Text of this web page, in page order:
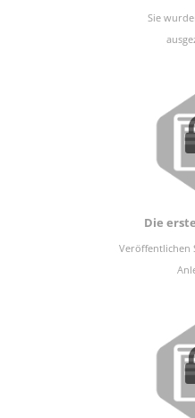
Sie
Die
Veröffentlichen